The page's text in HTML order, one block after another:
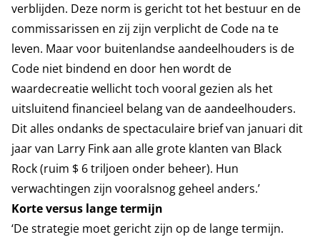
verblijden. Deze norm is gericht tot het bestuur en de
commissarissen en zij zijn verplicht de Code na te
leven. Maar voor buitenlandse aandeelhouders is de
Code niet bindend en door hen wordt de
waardecreatie wellicht toch vooral gezien als het
uitsluitend financieel belang van de aandeelhouders.
Dit alles ondanks de spectaculaire brief van januari dit
jaar van Larry Fink aan alle grote klanten van Black
Rock (ruim $ 6 triljoen onder beheer). Hun
verwachtingen zijn vooralsnog geheel anders.’
Korte versus lange termijn
‘De strategie moet gericht zijn op de lange termijn.